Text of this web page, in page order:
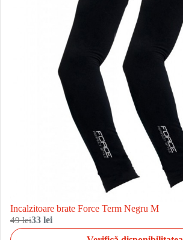
Incalzitoare brate Force Term Negru M
49 lei33 lei